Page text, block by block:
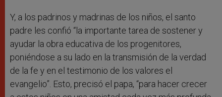
Y, a los padrinos y madrinas de los niños, el santo
padre les confió “la importante tarea de sostener y
ayudar la obra educativa de los progenitores,
poniéndose a su lado en la transmisión de la verdad
de la fe y en el testimonio de los valores el
evangelio”. Esto, precisó el papa, “para hacer crecer